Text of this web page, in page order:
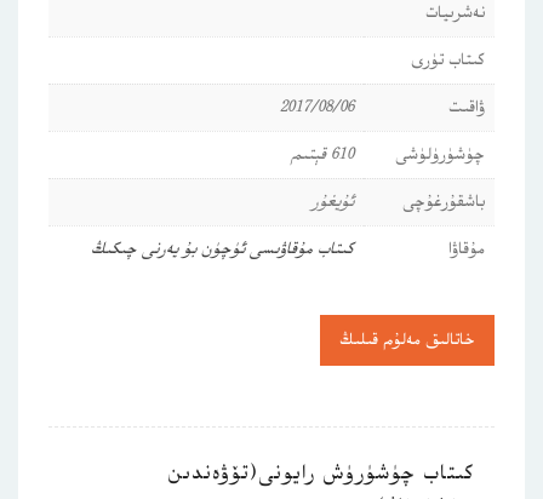
نەشرىيات
كىتاب تۈرى
ۋاقىت
2017/08/06
چۈشۈرۈلۈشى
610 قېتىم
باشقۇرغۇچى
ئۇيغۇر
مۇقاۋا
كىتاب مۇقاۋىسى ئۈچۈن بۇ يەرنى چىكىڭ
خاتالىق مەلۇم قىلىڭ
كىتاب چۈشۈرۈش رايونى(تۆۋەندىن